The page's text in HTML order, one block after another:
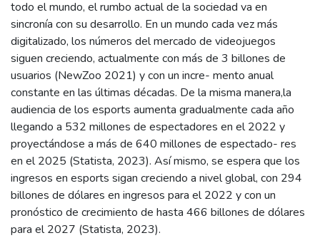
todo el mundo, el rumbo actual de la sociedad va en
sincronía con su desarrollo. En un mundo cada vez más
digitalizado, los números del mercado de videojuegos
siguen creciendo, actualmente con más de 3 billones de
usuarios (NewZoo 2021) y con un incre- mento anual
constante en las últimas décadas. De la misma manera,la
audiencia de los esports aumenta gradualmente cada año
llegando a 532 millones de espectadores en el 2022 y
proyectándose a más de 640 millones de espectado- res
en el 2025 (Statista, 2023). Así mismo, se espera que los
ingresos en esports sigan creciendo a nivel global, con 294
billones de dólares en ingresos para el 2022 y con un
pronóstico de crecimiento de hasta 466 billones de dólares
para el 2027 (Statista, 2023).